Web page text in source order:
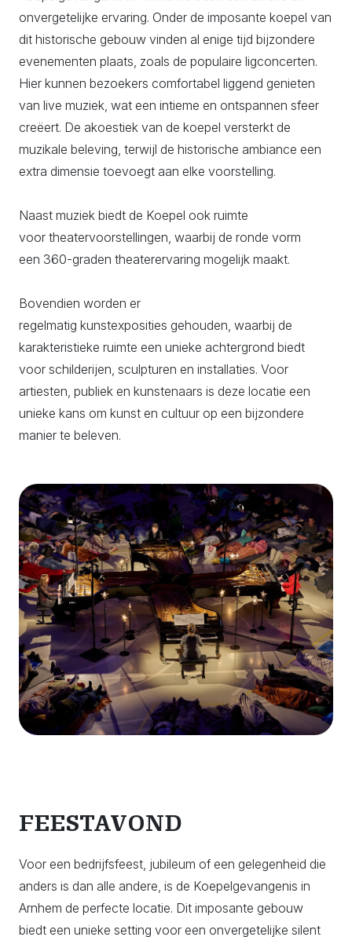
onvergetelijke ervaring. Onder de imposante koepel van
dit historische gebouw vinden al enige tijd bijzondere
evenementen plaats, zoals de populaire ligconcerten.
Hier kunnen bezoekers comfortabel liggend genieten
van live muziek, wat een intieme en ontspannen sfeer
creëert. De akoestiek van de koepel versterkt de
muzikale beleving, terwijl de historische ambiance een
extra dimensie toevoegt aan elke voorstelling.
Naast muziek biedt de Koepel ook ruimte
voor theatervoorstellingen, waarbij de ronde vorm
een 360-graden theaterervaring mogelijk maakt.
Bovendien worden er
regelmatig kunstexposities gehouden, waarbij de
karakteristieke ruimte een unieke achtergrond biedt
voor schilderijen, sculpturen en installaties. Voor
artiesten, publiek en kunstenaars is deze locatie een
unieke kans om kunst en cultuur op een bijzondere
manier te beleven.
FEESTAVOND
Voor een bedrijfsfeest, jubileum of een gelegenheid die
anders is dan alle andere, is de Koepelgevangenis in
Arnhem de perfecte locatie. Dit imposante gebouw
biedt een unieke setting voor een onvergetelijke silent